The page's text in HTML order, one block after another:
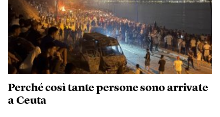
Perché così tante persone sono arrivate
a Ceuta